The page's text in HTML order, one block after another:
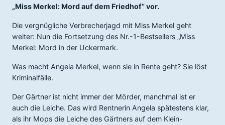
„Miss Merkel: Mord auf dem Friedhof“ vor.
Die vergnügliche Verbrecherjagd mit Miss Merkel geht
weiter: Nun die Fortsetzung des Nr.-1-Bestsellers „Miss
Merkel: Mord in der Uckermark.
Was macht Angela Merkel, wenn sie in Rente geht? Sie löst
Kriminalfälle.
Der Gärtner ist nicht immer der Mörder, manchmal ist er
auch die Leiche. Das wird Rentnerin Angela spätestens klar,
als ihr Mops die Leiche des Gärtners auf dem Klein-